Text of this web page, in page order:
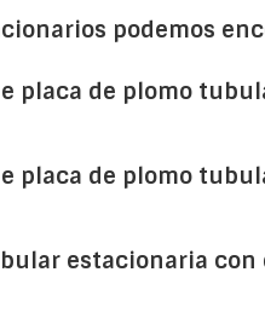
podemos
placa de plomo
placa de plomo
estacionaria